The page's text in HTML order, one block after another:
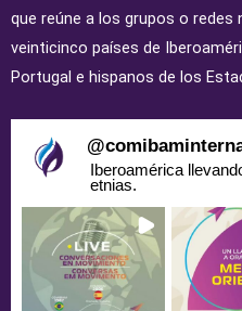
que reúne a los grupos o redes
veinticinco países de
Portugal e hispanos de los
@
Iberoamérica
etnias.